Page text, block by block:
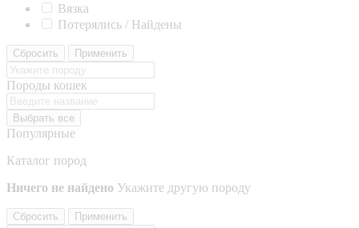
Вязка
Потерялись / Найдены
Сбросить Применить
Породы кошек
Выбрать все
Популярные
Каталог пород
Ничего не найдено Укажите другую породу
Сбросить Применить